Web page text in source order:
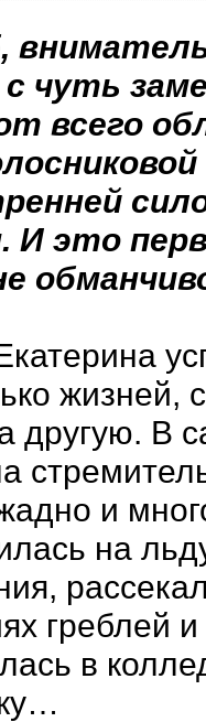
чуть
всего
И это
жизней,
другую. В
и
на
греблей и
в